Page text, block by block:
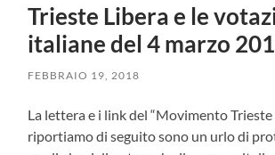
Trieste Libera e le
italiane del 4 marzo
FEBBRAIO 19, 2018
La lettera e i link del “Movimento Trieste
riportiamo di seguito sono un urlo di